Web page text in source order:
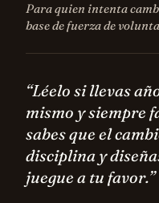
Para quien intenta
base de fuerza de
“Léelo si llevas
mismo y siempre
sabes que el
disciplina y
juegue a tu favor.”